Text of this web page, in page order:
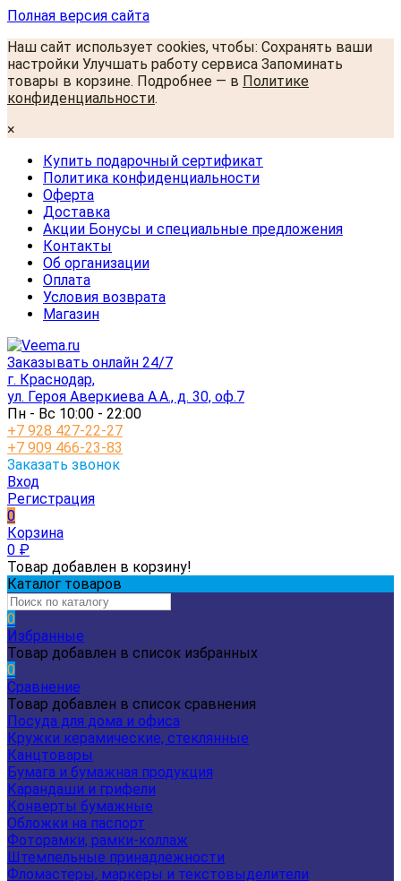
Полная версия сайта
Наш сайт использует cookies, чтобы: Сохранять ваши
настройки Улучшать работу сервиса Запоминать
товары в корзине. Подробнее — в Политике
конфиденциальности.
×
Купить подарочный сертификат
Политика конфиденциальности
Оферта
Доставка
Акции Бонусы и специальные предложения
Контакты
Об организации
Оплата
Условия возврата
Магазин
Заказывать онлайн 24/7
г. Краснодар,
ул. Героя Аверкиева А.А., д. 30, оф.7
Пн - Вс 10:00 - 22:00
+7 928 427-22-27
+7 909 466-23-83
Заказать звонок
Вход
Регистрация
0
Корзина
0 ₽
Товар добавлен в корзину!
Каталог товаров
0
Избранные
Товар добавлен в список избранных
0
Сравнение
Товар добавлен в список сравнения
Посуда для дома и офиса
Кружки керамические, стеклянные
Канцтовары
Бумага и бумажная продукция
Карандаши и грифели
Конверты бумажные
Обложки на паспорт
Фоторамки, рамки-коллаж
Штемпельные принадлежности
Фломастеры, маркеры и текстовыделители